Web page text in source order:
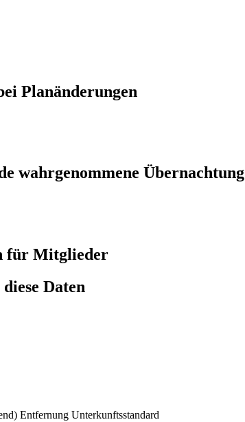
Planänderungen
wahrgenommene Übernachtung
für Mitglieder
Daten
Entfernung Unterkunftsstandard